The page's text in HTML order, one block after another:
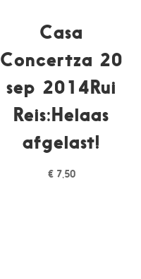
Casa
Concertza 20
sep 2014Rui
Reis:Helaas
afgelast!
€7,50